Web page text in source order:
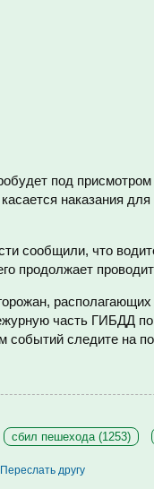
под
наказания
сообщили, что
продолжает
часть ГИБДД
событий следите на
сбил пешехода (1253)
Переслать другу